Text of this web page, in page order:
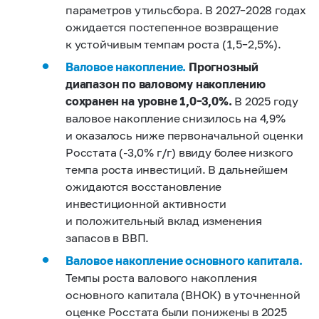
параметров утильсбора. В 2027–2028 годах
ожидается постепенное возвращение
к устойчивым темпам роста (1,5–2,5%).
Валовое накопление. Прогнозный
диапазон по валовому накоплению
сохранен на уровне 1,0–3,0%. В 2025 году
валовое накопление снизилось на 4,9%
и оказалось ниже первоначальной оценки
Росстата (-3,0% г/г) ввиду более низкого
темпа роста инвестиций. В дальнейшем
ожидаются восстановление
инвестиционной активности
и положительный вклад изменения
запасов в ВВП.
Валовое накопление основного капитала.
Темпы роста валового накопления
основного капитала (ВНОК) в уточненной
оценке Росстата были понижены в 2025